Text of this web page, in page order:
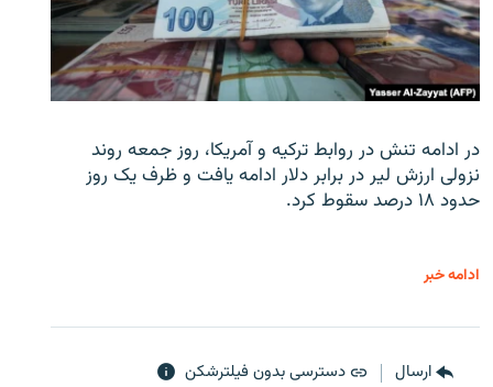
در ادامه تنش در روابط ترکیه و آمریکا، روز جمعه روند
نزولی ارزش لیر در برابر دلار ادامه یافت و ظرف یک روز
حدود ۱۸ درصد سقوط کرد.
ادامه خبر
ارسال دسترسی بدون فیلترشکن